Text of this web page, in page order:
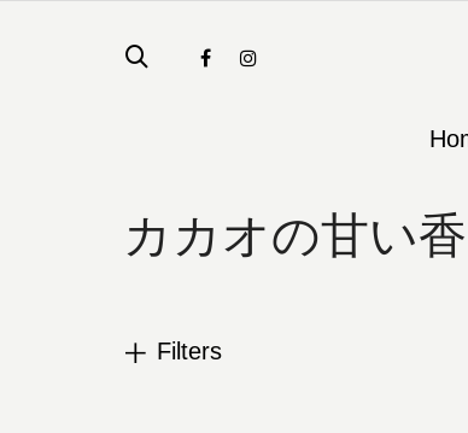
カカオの甘い
Filters